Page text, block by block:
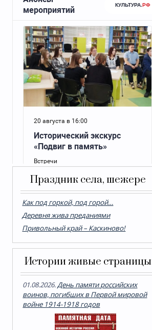
Праздник села, шежере
Как под горкой, под горой…
Деревня жива преданиями
Привольный край – Каскиново!
Истории живые страницы
01.08.2026.День памяти российских
воинов, погибших в Первой мировой
войне 1914-1918 годов